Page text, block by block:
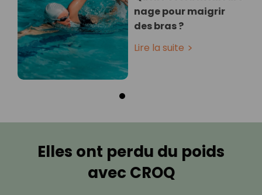
nage pour maigrir
des bras ?
Lire la suite
Elles ont perdu du poids
avec CROQ